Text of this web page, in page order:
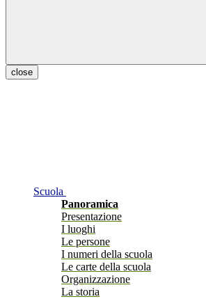
close
Scuola
Panoramica
Presentazione
I luoghi
Le persone
I numeri della scuola
Le carte della scuola
Organizzazione
La storia